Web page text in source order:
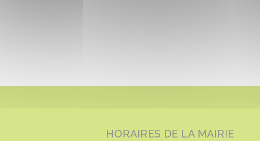
HORAIRES DE LA MAIRIE